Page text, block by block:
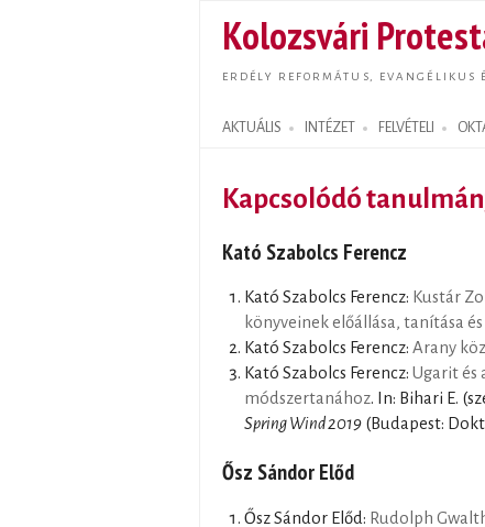
Kolozsvári
ERDÉLY REFORMÁTUS, EVANGÉLIKUS
AKTUÁLIS INTÉZET FELVÉTELI
Search form
Kapcsolódó
Kató Szabolcs Ferencz
Kató Szabolcs Ferencz: Kustár
könyveinek előállása, tanítása
Kató Szabolcs Ferencz: Arany
Kató Szabolcs Ferencz: Ugarit és
módszertanához. In: Bihari E.
Spring Wind 2019 (Budapest:
Ősz Sándor Előd
Ősz Sándor Előd: Rudolph